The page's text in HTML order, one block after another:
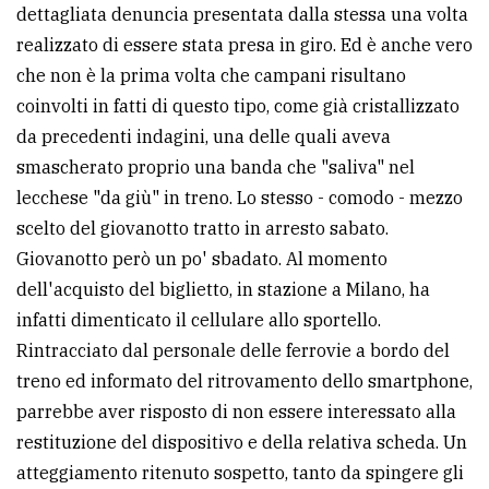
dettagliata denuncia presentata dalla stessa una volta
realizzato di essere stata presa in giro. Ed è anche vero
che non è la prima volta che campani risultano
coinvolti in fatti di questo tipo, come già cristallizzato
da precedenti indagini, una delle quali aveva
smascherato proprio una banda che "saliva" nel
lecchese "da giù" in treno. Lo stesso - comodo - mezzo
scelto del giovanotto tratto in arresto sabato.
Giovanotto però un po' sbadato. Al momento
dell'acquisto del biglietto, in stazione a Milano, ha
infatti dimenticato il cellulare allo sportello.
Rintracciato dal personale delle ferrovie a bordo del
treno ed informato del ritrovamento dello smartphone,
parrebbe aver risposto di non essere interessato alla
restituzione del dispositivo e della relativa scheda. Un
atteggiamento ritenuto sospetto, tanto da spingere gli